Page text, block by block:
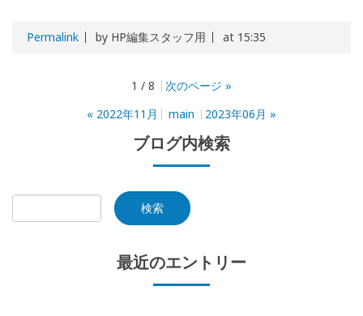
Permalink by HP編集スタッフ用 at 15:35
1 / 8 次のページ »
« 2022年11月 main 2023年06月 »
ブログ内検索
最近のエントリー